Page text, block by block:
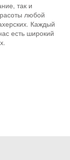
так и
любой
Каждый
есть широкий